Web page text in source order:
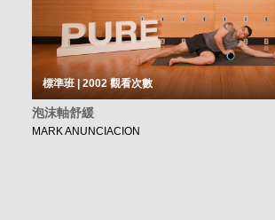
標準班 | 2002觀看次數
泡沫軸舒緩
MARK ANUNCIACION